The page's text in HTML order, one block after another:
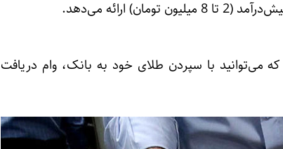
می‌توانید با سپردن طلای خود به بانک، وام دریافت